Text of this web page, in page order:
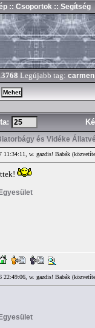
:: Csoportok :: Segítség
Legújabb tag:
és Vidéke
11:34:11, w. gazdis! Babák
22:49:06, w. gazdis! Babák